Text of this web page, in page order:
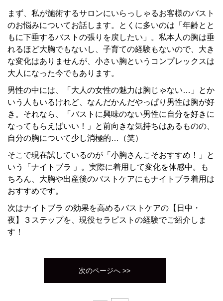
まず、私が施術するサロンにいらっしゃるお客様のバスト
のお悩みについてお話します。とくに多いのは「年齢とと
もに下垂するバストの張りを戻したい」。私本人の胸は垂
れるほど大胸でもないし、子育ての経験もないので、大き
な変化はありませんが、小さい胸というコンプレックスは
大人になった今でもあります。
男性の中には、「大人の女性の魅力は胸じゃない…」とか
いう人もいるけれど、なんだかんだやっぱり男性は胸が好
き。それなら、「バストに興味のない男性に自分を好きに
なってもらえばいい！」と前向きな気持ちはあるものの、
自分の胸について少し消極的…（笑）
そこで現在試しているのが「小胸さんこそおすすめ！」と
いう「ナイトブラ 」。実際に着用して変化を体感中。も
ちろん、大胸や出産後のバストケアにもナイトブラ着用は
おすすめです。
次はナイトブラ の効果を高めるバストケアの【日中・
夜】３ステップを、現役セラピストの経験でご紹介しま
す！
次のページへ >>